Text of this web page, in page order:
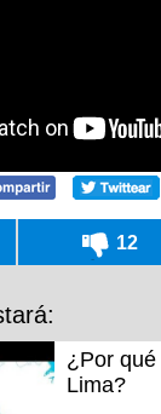
12
¿Por
Lima?